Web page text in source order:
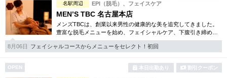
専用駐車場あり 有資格者在籍
日本人スタッフのみ 女性スタッフのみ
スタッフ指名可 Ｗセラピスト
駅から徒歩5分以内
名駅周辺 EPI（脱毛）、フェイスケア
MEN’S TBC 名古屋本店
メンズTBCは、創業以来男性の健康的な美を追究してきました。
豊富な脱毛メニューを始め、フェイシャルケア、下腹引き締め
等、各種お得な体験コースを取り揃えています。選べる種類の多
さで初めての方も安心です。
8月06日 フェイシャルコースからメニューをセレクト！初回
OPEN 本日出勤あり 割引クーポン